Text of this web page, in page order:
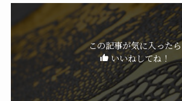
この記事が気に入ったら
いいねしてね！